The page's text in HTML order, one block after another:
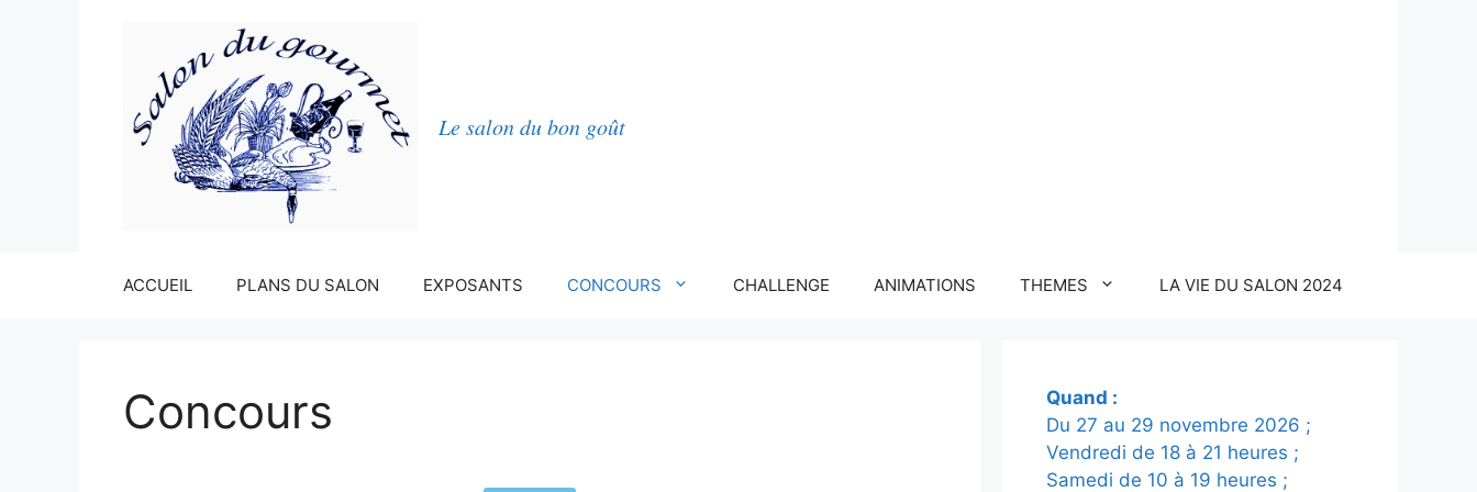
Le salon du bon goût
ACCUEIL PLANS DU SALON EXPOSANTS CONCOURS CHALLENGE ANIMATIONS THEMES LA VIE DU SALON 2024
Concours
Quand :
Du 27 au 29 novembre 2026 ;
Vendredi de 18 à 21 heures ;
Samedi de 10 à 19 heures ;